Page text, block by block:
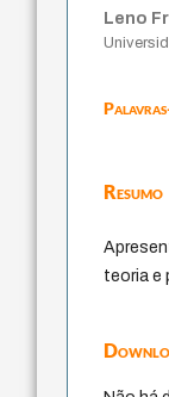
Leno
Resumo
teoria e